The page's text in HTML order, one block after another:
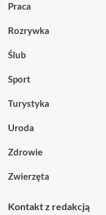
Praca
Rozrywka
Ślub
Sport
Turystyka
Uroda
Zdrowie
Zwierzęta
Kontakt z redakcją